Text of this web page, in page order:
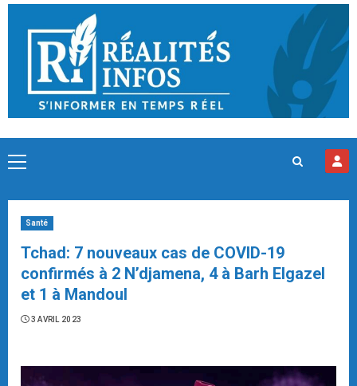
Skip
content
Primary
Santé
Tchad: 7 nouveaux cas de COVID-19
confirmés à 2 N’djamena, 4 à Barh Elgazel
et 1 à Mandoul
3 AVRIL 2023